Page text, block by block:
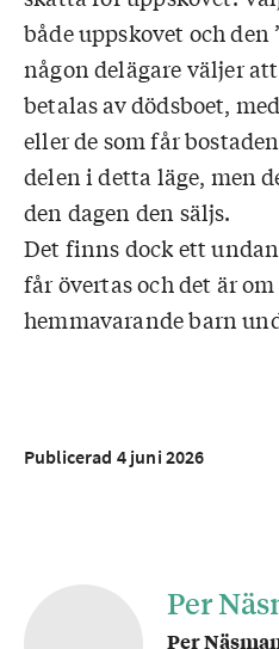
både uppskovet och den
någon delägare väljer
betalas av dödsboet,
eller de som får
delen i detta läge, men
den dagen den säljs.
Det finns dock ett
får övertas och det är
hemmavarande barn
Publicerad 4 juni 2026
Per
Per